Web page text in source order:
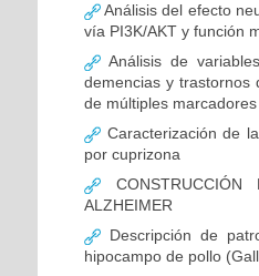
Análisis del efecto
vía PI3K/AKT y función
Análisis de
demencias y trastornos
de múltiples
Caracterización de
por cuprizona
ALZHEIMER
Descripción de
hipocampo de pollo